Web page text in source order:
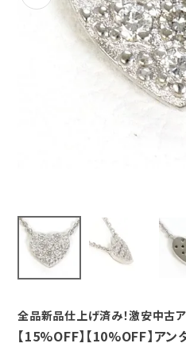
Previous
全品新品仕上げ済み！激安中古
【15%OFF】【10%OFF】ア